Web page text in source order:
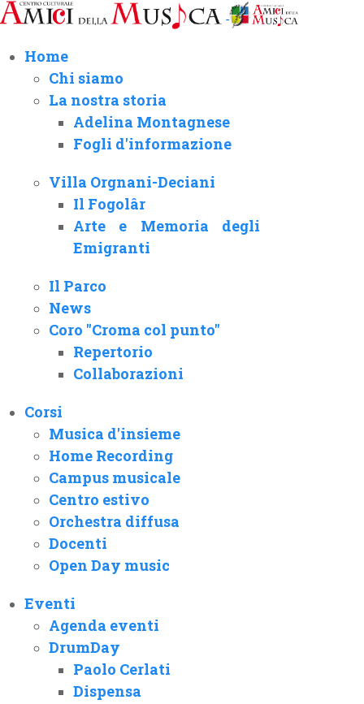
Home
Chi siamo
La nostra storia
Adelina Montagnese
Fogli d'informazione
Villa Orgnani-Deciani
Il Fogolâr
Arte e Memoria degli
Emigranti
Il Parco
News
Coro "Croma col punto"
Repertorio
Collaborazioni
Corsi
Musica d'insieme
Home Recording
Campus musicale
Centro estivo
Orchestra diffusa
Docenti
Open Day music
Eventi
Agenda eventi
DrumDay
Paolo Cerlati
Dispensa